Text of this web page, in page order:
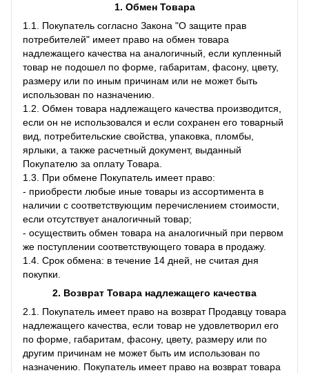
1. Обмен Товара
1.1. Покупатель согласно Закона "О защите прав
потребителей" имеет право на обмен товара
надлежащего качества на аналогичный, если купленный
товар не подошел по форме, габаритам, фасону, цвету,
размеру или по иным причинам или не может быть
использован по назначению.
1.2. Обмен товара надлежащего качества производится,
если он не использовался и если сохранен его товарный
вид, потребительские свойства, упаковка, пломбы,
ярлыки, а также расчетный документ, выданный
Покупателю за оплату Товара.
1.3. При обмене Покупатель имеет право:
- приобрести любые иные товары из ассортимента в
наличии с соответствующим перечислением стоимости,
если отсутствует аналогичный товар;
- осуществить обмен товара на аналогичный при первом
же поступлении соответствующего товара в продажу.
1.4. Срок обмена: в течение 14 дней, не считая дня
покупки.
2. Возврат Товара надлежащего качества
2.1. Покупатель имеет право на возврат Продавцу товара
надлежащего качества, если товар не удовлетворил его
по форме, габаритам, фасону, цвету, размеру или по
другим причинам не может быть им использован по
назначению. Покупатель имеет право на возврат товара